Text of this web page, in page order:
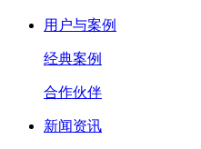
用户与案例
经典案例
合作伙伴
新闻资讯